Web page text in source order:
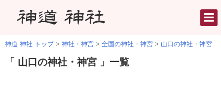
神道 神社 トップ> 神社・神宮 > 全国の神社・神宮 > 山口の神社・神宮
「 山口の神社・神宮 」一覧